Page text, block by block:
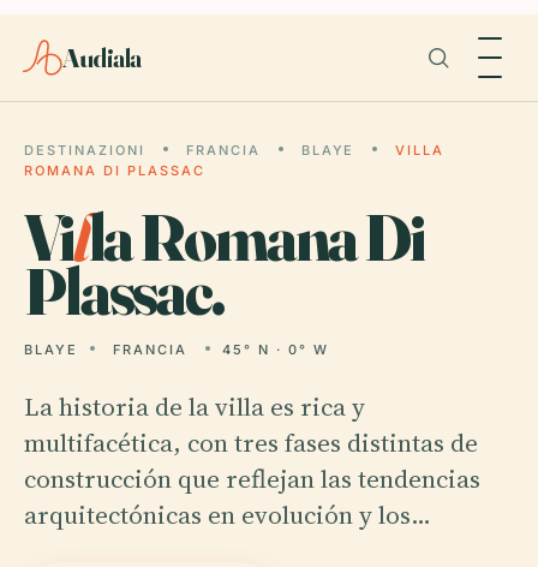
Audiala
DESTINAZIONI FRANCIA BLAYE
VILLA
ROMANA DI PLASSAC
Villa Romana Di
Plassac.
BLAYE FRANCIA 45° N · 0° W
La historia de la villa es rica y
multifacética, con tres fases distintas de
construcción que reflejan las tendencias
arquitectónicas en evolución y los…